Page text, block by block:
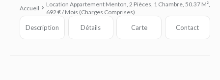
Accueil
Location Appartement Menton, 2 Pièces, 1 Chambre, 50.37 M²,
692 € / Mois (Charges Comprises)
Description Détails Carte Contact